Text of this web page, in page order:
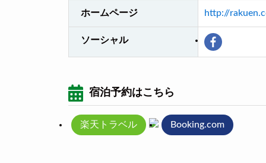
ホームページ http://
ソーシャル
宿泊予約はこちら
楽天トラベル Booking.com